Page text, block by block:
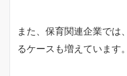
また、保育関連企業では
るケースも増えています。